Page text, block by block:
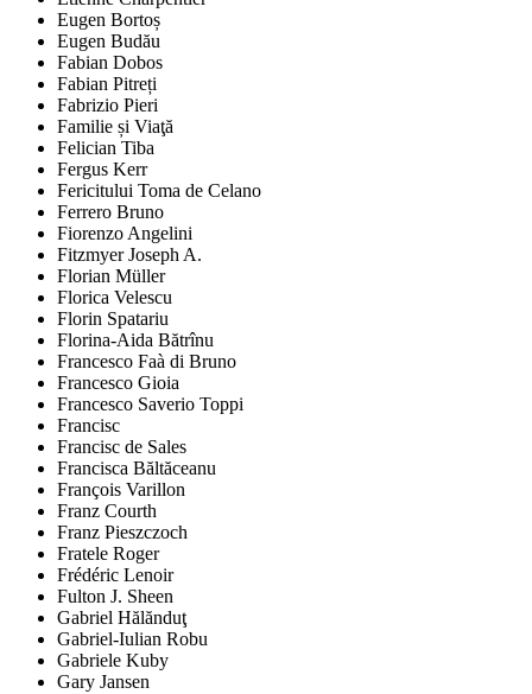
Eugen Bortoș
Eugen Budău
Fabian Dobos
Fabian Pitreți
Fabrizio Pieri
Familie și Viaţă
Felician Tiba
Fergus Kerr
Fericitului Toma de Celano
Ferrero Bruno
Fiorenzo Angelini
Fitzmyer Joseph A.
Florian Müller
Florica Velescu
Florin Spatariu
Florina-Aida Bătrînu
Francesco Faà di Bruno
Francesco Gioia
Francesco Saverio Toppi
Francisc
Francisc de Sales
Francisca Băltăceanu
François Varillon
Franz Courth
Franz Pieszczoch
Fratele Roger
Frédéric Lenoir
Fulton J. Sheen
Gabriel Hălănduţ
Gabriel-Iulian Robu
Gabriele Kuby
Gary Jansen